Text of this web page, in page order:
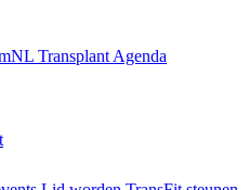
Transplant Agenda